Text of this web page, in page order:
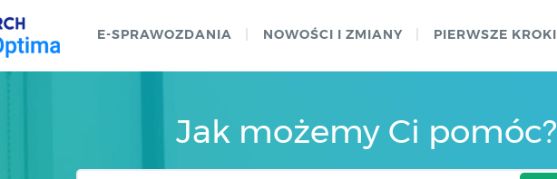
E-SPRAWOZDANIA NOWOŚCI I ZMIANY PIERWSZE KROKI
Jak możemy Ci pomóc?